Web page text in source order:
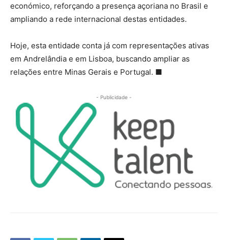
económico, reforçando a presença açoriana no Brasil e
ampliando a rede internacional destas entidades.
Hoje, esta entidade conta já com representações ativas
em Andrelândia e em Lisboa, buscando ampliar as
relações entre Minas Gerais e Portugal. ■
- Publicidade -